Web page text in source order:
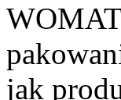
jak